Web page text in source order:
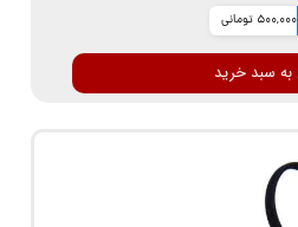
500,000 تومانی
به سبد خرید